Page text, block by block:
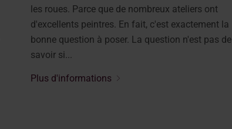
les roues. Parce que de nombreux ateliers ont
d'excellents peintres. En fait, c'est exactement la
bonne question à poser. La question n'est pas de
savoir si...
Plus d'informations